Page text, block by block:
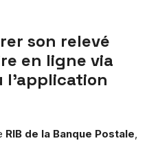
son relevé
en ligne via
l’application
RIB de la Banque Postale